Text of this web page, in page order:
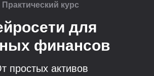
для
финансов
простых активов
Практический курс